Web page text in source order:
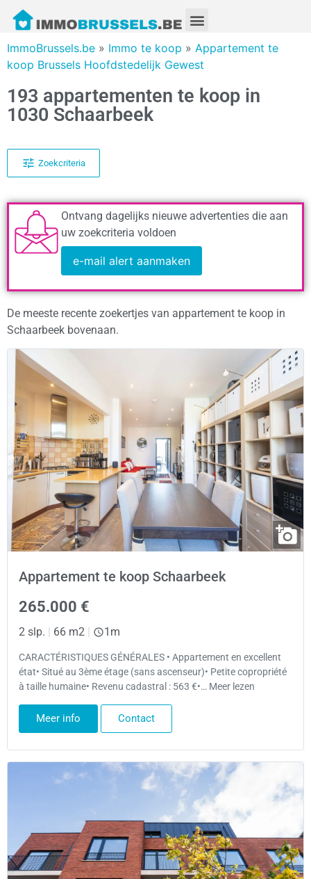
ImmoBrussels.be » Immo te koop » Appartement te
koop Brussels Hoofdstedelijk Gewest
193 appartementen te koop in
1030 Schaarbeek
Zoekcriteria
Ontvang dagelijks nieuwe advertenties die aan
uw zoekcriteria voldoen
e-mail alert aanmaken
De meeste recente zoekertjes van appartement te koop in
Schaarbeek bovenaan.
Appartement te koop Schaarbeek
265.000 €
2 slp. | 66 m2 | 1m
CARACTÉRISTIQUES GÉNÉRALES • Appartement en excellent
état• Situé au 3ème étage (sans ascenseur)• Petite copropriété
à taille humaine• Revenu cadastral : 563 €•… Meer lezen
Meer info Contact